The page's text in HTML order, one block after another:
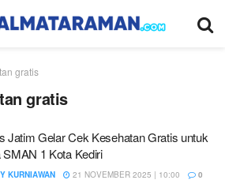
gratis
gratis
Jatim Gelar Cek Kesehatan Gratis untuk
1 Kota Kediri
KURNIAWAN 21 NOVEMBER 2025 | 10:00 0